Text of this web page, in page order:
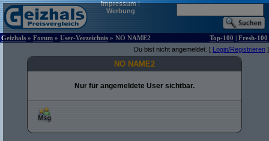
Impressum|
Werbung
Geizhals » Forum » User-Verzeichnis » NO NAME2 Top-100 | Fresh-100
Du bist nicht angemeldet. [ Login/Registrieren ]
NO NAME2
Nur für angemeldete User sichtbar.